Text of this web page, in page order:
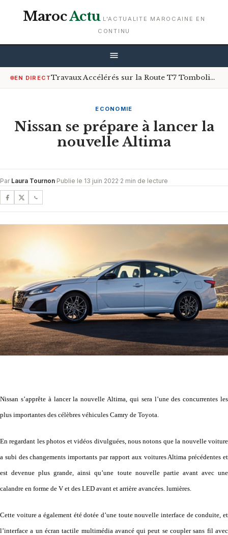
MarocActu L'ACTUALITE MAROCAINE EN
CONTINU
EN DIRECT Travaux Accélérés sur la Route T7 Tombolia à Conakry : Un Soulagement Après des Années de Galère
ECONOMIE
Nissan se prépare à lancer la
nouvelle Altima
Par Laura Tournon·Publie le 13 juin 2022·2 min de lecture
Nissan s’apprête à lancer la nouvelle Altima, qui sera l’une des concurrentes les
plus importantes des célèbres véhicules Camry de Toyota.
En regardant les photos et vidéos divulguées, nous notons que la nouvelle voiture
a subi des changements importants par rapport aux voitures Altima précédentes et
est devenue plus grande, ainsi qu’une toute nouvelle partie avant avec une
calandre en forme de V et des LED avant et arrière avancées. lumières.
Cette voiture a également été dotée d’une toute nouvelle interface de conduite, et
l’interface a un écran tactile multimédia avancé qui peut se coupler sans fil avec